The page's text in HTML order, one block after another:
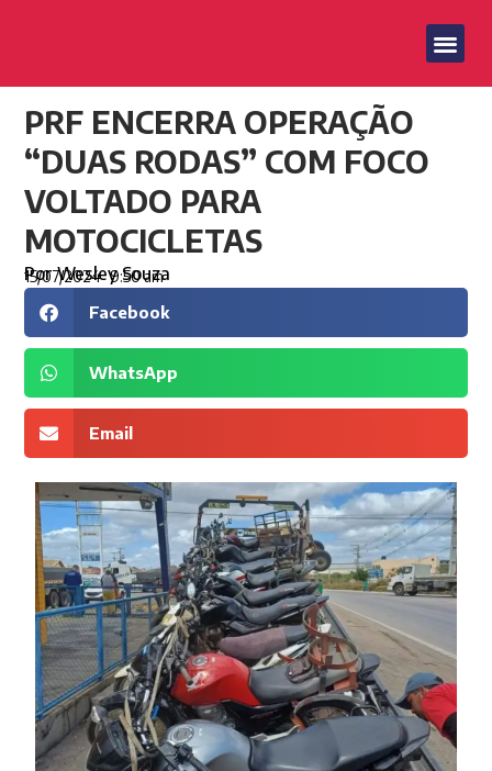
PRF ENCERRA OPERAÇÃO
“DUAS RODAS” COM FOCO
VOLTADO PARA
MOTOCICLETAS
PorWesley Souza
15/07/2024 9:50 am
Facebook
WhatsApp
Email